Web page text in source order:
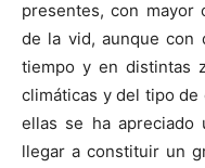
presentes, con mayor
de la vid, aunque con
tiempo y en distintas
climáticas y del tipo de
ellas se ha apreciado
llegar a constituir un